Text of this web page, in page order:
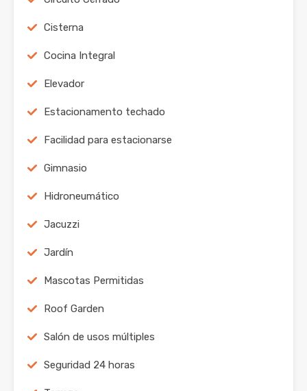
Cisterna
Cocina Integral
Elevador
Estacionamento techado
Facilidad para estacionarse
Gimnasio
Hidroneumático
Jacuzzi
Jardín
Mascotas Permitidas
Roof Garden
Salón de usos múltiples
Seguridad 24 horas